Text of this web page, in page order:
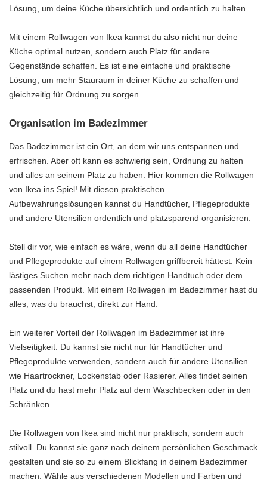
Lösung, um deine Küche übersichtlich und ordentlich zu halten.
Mit einem Rollwagen von Ikea kannst du also nicht nur deine
Küche optimal nutzen, sondern auch Platz für andere
Gegenstände schaffen. Es ist eine einfache und praktische
Lösung, um mehr Stauraum in deiner Küche zu schaffen und
gleichzeitig für Ordnung zu sorgen.
Organisation im Badezimmer
Das Badezimmer ist ein Ort, an dem wir uns entspannen und
erfrischen. Aber oft kann es schwierig sein, Ordnung zu halten
und alles an seinem Platz zu haben. Hier kommen die Rollwagen
von Ikea ins Spiel! Mit diesen praktischen
Aufbewahrungslösungen kannst du Handtücher, Pflegeprodukte
und andere Utensilien ordentlich und platzsparend organisieren.
Stell dir vor, wie einfach es wäre, wenn du all deine Handtücher
und Pflegeprodukte auf einem Rollwagen griffbereit hättest. Kein
lästiges Suchen mehr nach dem richtigen Handtuch oder dem
passenden Produkt. Mit einem Rollwagen im Badezimmer hast du
alles, was du brauchst, direkt zur Hand.
Ein weiterer Vorteil der Rollwagen im Badezimmer ist ihre
Vielseitigkeit. Du kannst sie nicht nur für Handtücher und
Pflegeprodukte verwenden, sondern auch für andere Utensilien
wie Haartrockner, Lockenstab oder Rasierer. Alles findet seinen
Platz und du hast mehr Platz auf dem Waschbecken oder in den
Schränken.
Die Rollwagen von Ikea sind nicht nur praktisch, sondern auch
stilvoll. Du kannst sie ganz nach deinem persönlichen Geschmack
gestalten und sie so zu einem Blickfang in deinem Badezimmer
machen. Wähle aus verschiedenen Modellen und Farben und